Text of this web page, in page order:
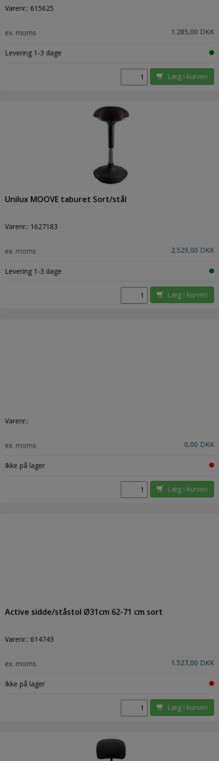
Varenr.: 615625
ex. moms 1.285,00 DKK
Levering 1-3 dage
Læg i kurven
Unilux MOOVE taburet Sort/stål
Varenr.: 1627183
ex. moms 2.529,00 DKK
Levering 1-3 dage
Læg i kurven
Varenr.:
ex. moms 0,00 DKK
Ikke på lager
Læg i kurven
Active sidde/ståstol Ø31cm 62-71 cm sort
Varenr.: 614743
ex. moms 1.527,00 DKK
Ikke på lager
Læg i kurven